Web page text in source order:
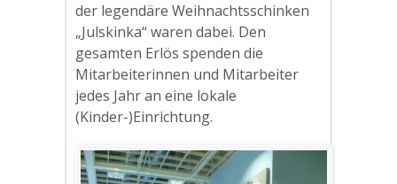
der legendäre Weihnachtsschinken
„Julskinka“ waren dabei. Den
gesamten Erlös spenden die
Mitarbeiterinnen und Mitarbeiter
jedes Jahr an eine lokale
(Kinder-)Einrichtung.